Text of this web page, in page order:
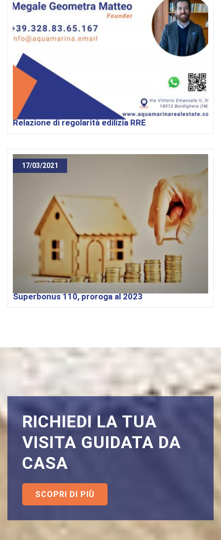
Relazione di regolarità edilizia RRE
17/03/2021
Superbonus 110, proroga al 2023
RICHIEDI LA TUA
VISITA GUIDATA DA
CASA
SCOPRI DI PIÙ